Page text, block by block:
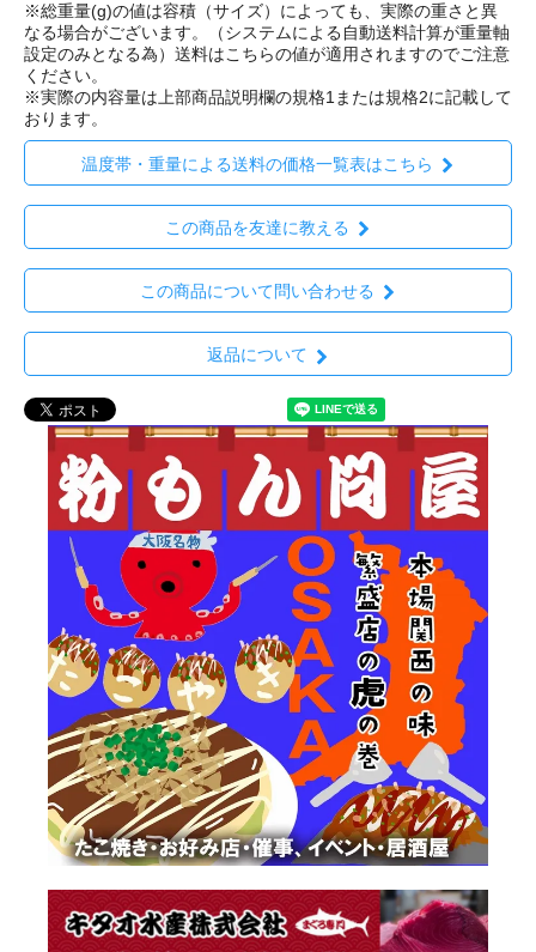
※総重量(g)の値は容積（サイズ）によっても、実際の重さと異
なる場合がございます。（システムによる自動送料計算が重量軸
設定のみとなる為）送料はこちらの値が適用されますのでご注意
ください。
※実際の内容量は上部商品説明欄の規格1または規格2に記載して
おります。
温度帯・重量による送料の価格一覧表はこちら
この商品を友達に教える
この商品について問い合わせる
返品について